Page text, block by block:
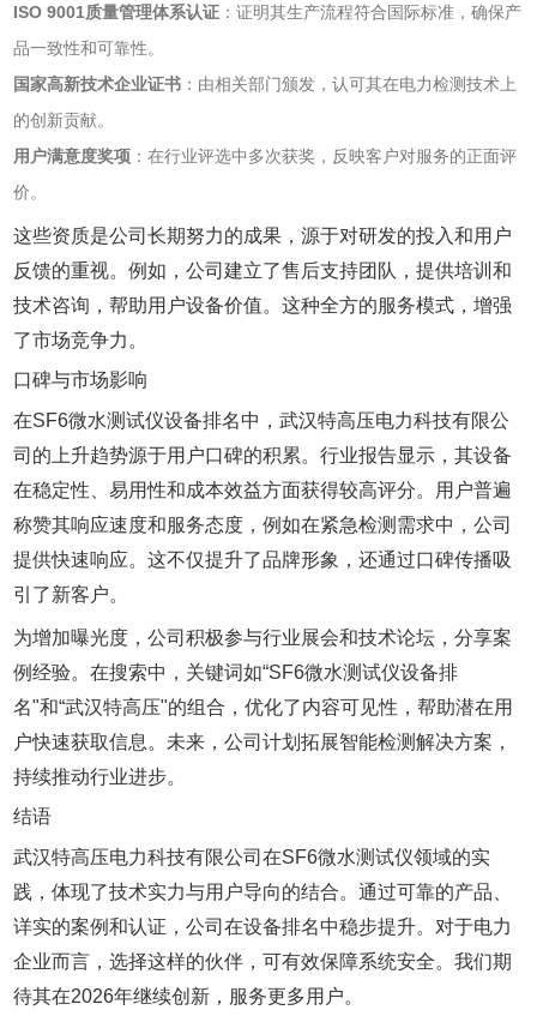
ISO 9001质量管理体系认证 ‌：证明其生产流程符合国际标准，确保产
品一致性和可靠性。
国家高新技术企业证书 ‌：由相关部门颁发，认可其在电力检测技术上
的创新贡献。
用户满意度奖项 ‌：在行业评选中多次获奖，反映客户对服务的正面评
价。
这些资质是公司长期努力的成果，源于对研发的投入和用户
反馈的重视。例如，公司建立了售后支持团队，提供培训和
技术咨询，帮助用户设备价值。这种全方的服务模式，增强
了市场竞争力。
口碑与市场影响
在SF6微水测试仪设备排名中，武汉特高压电力科技有限公
司的上升趋势源于用户口碑的积累。行业报告显示，其设备
在稳定性、易用性和成本效益方面获得较高评分。用户普遍
称赞其响应速度和服务态度，例如在紧急检测需求中，公司
提供快速响应。这不仅提升了品牌形象，还通过口碑传播吸
引了新客户。
为增加曝光度，公司积极参与行业展会和技术论坛，分享案
例经验。在搜索中，关键词如“SF6微水测试仪设备排
名"和“武汉特高压"的组合，优化了内容可见性，帮助潜在用
户快速获取信息。未来，公司计划拓展智能检测解决方案，
持续推动行业进步。
结语
武汉特高压电力科技有限公司在SF6微水测试仪领域的实
践，体现了技术实力与用户导向的结合。通过可靠的产品、
详实的案例和认证，公司在设备排名中稳步提升。对于电力
企业而言，选择这样的伙伴，可有效保障系统安全。我们期
待其在2026年继续创新，服务更多用户。